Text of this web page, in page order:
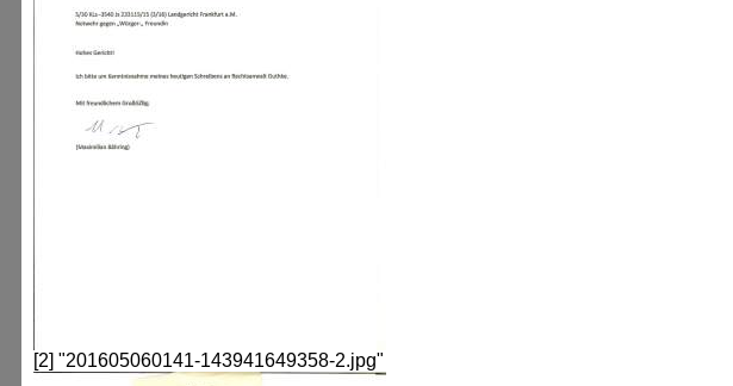
[2] "201605060141-143941649358-2.jpg"